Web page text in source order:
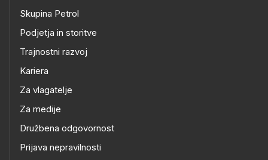
Skupina Petrol
Podjetja in storitve
Trajnostni razvoj
Kariera
Za vlagatelje
Za medije
Družbena odgovornost
Prijava nepravilnosti